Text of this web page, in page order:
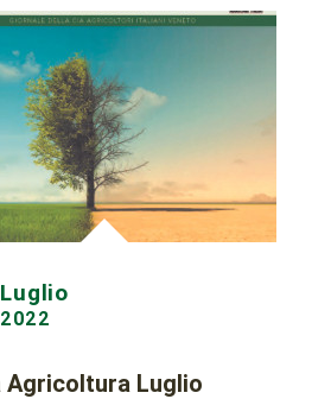
Luglio
2022
Agricoltura Luglio